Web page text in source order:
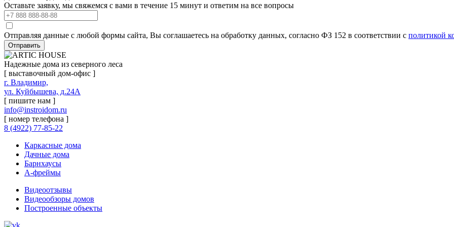
Оставьте заявку, мы свяжемся с вами в течение 15 минут и ответим на все вопросы
Отправляя данные с любой формы сайта, Вы соглашаетесь на обработку данных, согласно ФЗ 152 в соответствии с политикой
Отправить
Надежные дома из северного леса
[ выставочный дом-офис ]
г. Владимир,
ул. Куйбышева, д.24А
[ пишите нам ]
info@instroidom.ru
[ номер телефона ]
8 (4922) 77-85-22
Каркасные дома
Дачные дома
Барнхаусы
А-фреймы
Видеоотзывы
Видеообзоры домов
Построенные объекты